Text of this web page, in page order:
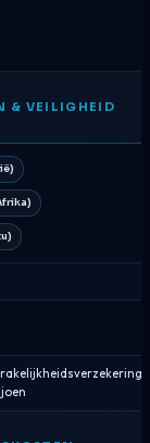
& VEILIGHEID